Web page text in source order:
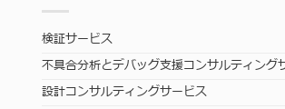
検証サービス
不具合分析とデバッグ支援コンサルティング
設計コンサルティングサービス